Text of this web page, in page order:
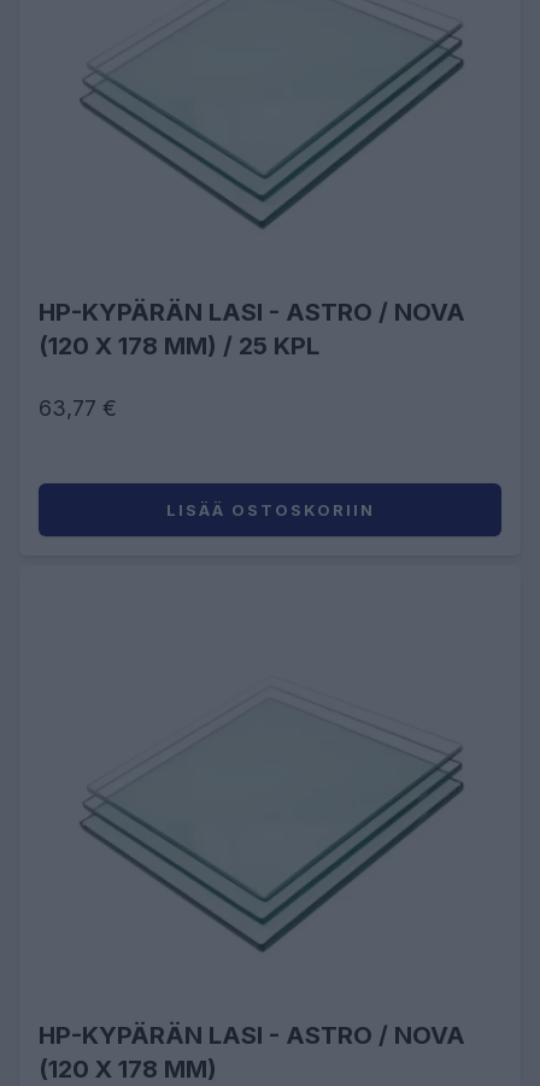
HP-KYPÄRÄN LASI - ASTRO / NOVA
(120 X 178 MM) / 25 KPL
63,77 €
LISÄÄ OSTOSKORIIN
HP-KYPÄRÄN LASI - ASTRO / NOVA
(120 X 178 MM)